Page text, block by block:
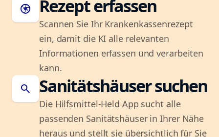
camera Rezept erfassen
Scannen Sie Ihr Krankenkassenrezept
ein, damit die KI alle relevanten
Informationen erfassen und verarbeiten
kann.
search Sanitätshäuser suchen
Die Hilfsmittel-Held App sucht alle
passenden Sanitätshäuser in Ihrer Nähe
heraus und stellt sie übersichtlich für Sie